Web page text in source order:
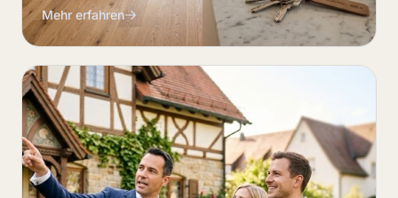
Mehr erfahren